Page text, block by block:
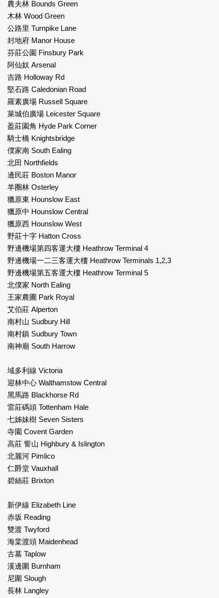
農夫林 Bounds Green
木林 Wood Green
公路里 Turnpike Lane
封地府 Manor House
芬莊公園 Finsbury Park
阿仙奴 Arsenal
吉路 Holloway Rd
堅石路 Caledonian Road
羅素廣場 Russell Square
萊城伯廣場 Leicester Square
盈莊園角 Hyde Park Corner
騎士橋 Knightsbridge
僕家南 South Ealing
北田 Northfields
邊民莊 Boston Manor
羊圈林 Osterley
獵原東 Hounslow East
獵原中 Hounslow Central
獵原西 Hounslow West
野莊十字 Hatton Cross
野邊機場第四客運大樓 Heathrow Terminal 4
野邊機場一二三客運大樓 Heathrow Terminals 1,2,3
野邊機場第五客運大樓 Heathrow Terminal 5
北僕家 North Ealing
王家農圃 Park Royal
艾伯莊 Alperton
南村山 Sudbury Hill
南村鎮 Sudbury Town
南神廟 South Harrow
域多利線 Victoria
迎林中心 Walthamstow Central
黑馬路 Blackhorse Rd
雷莊碼頭 Tottenham Hale
七姊妹樹 Seven Sisters
寺園 Covent Garden
高莊 誓山 Highbury & Islington
北麗河 Pimlico
仁爵堂 Vauxhall
碧絲莊 Brixton
新伊線 Elizabeth Line
赤坂 Reading
雙渡 Twyford
海棠渡頭 Maidenhead
古墓 Taplow
溪邊圍 Burnham
尼圍 Slough
長林 Langley